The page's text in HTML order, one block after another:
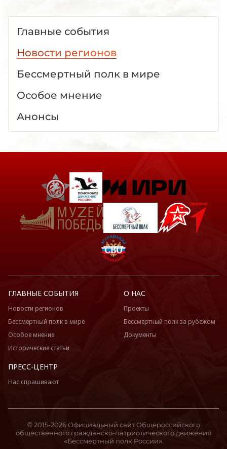
Главные события
Новости регионов
Бессмертный полк в мире
Особое мнение
Анонсы
ГЛАВНЫЕ СОБЫТИЯ
Новости регионов
Бессмертный полк в мире
Особое мнение
Исторические статьи
О НАС
Проекты
Бессмертный полк за рубежом
Документы
ПРЕСС-ЦЕНТР
Нас спрашивают
© 2015-2026 Официальный сайт Общероссийского
общественного гражданско-патриотического движения
«Бессмертный полк России».